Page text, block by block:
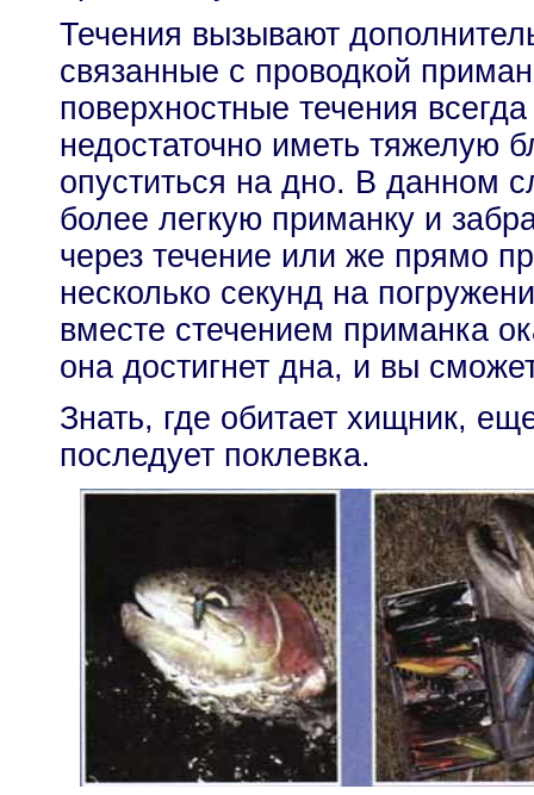
Течения вызывают
связанные с проводкой
поверхностные течения
недостаточно иметь тяжелую
опуститься на дно. В данном
более легкую приманку и
через течение или же прямо
несколько секунд на
вместе стечением приманка
она достигнет дна, и вы
Знать, где обитает хищник,
последует поклевка.